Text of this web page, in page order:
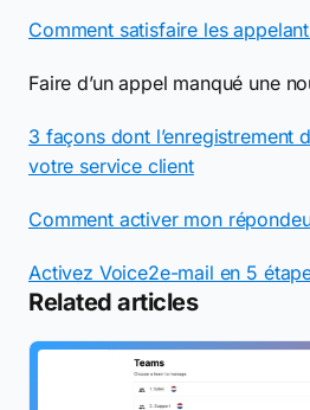
Comment satisfaire les
Faire d’un appel manqué une
3 façons dont l’enregistrement
votre service client
Comment activer mon
Activez Voice2e-mail en 5
Related articles